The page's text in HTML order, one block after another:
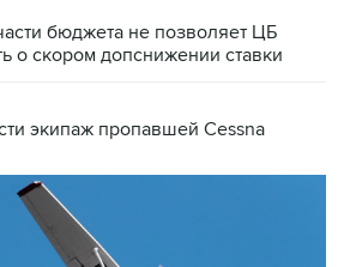
бюджета не позволяет ЦБ
о скором допснижении ставки
экипаж пропавшей Cessna